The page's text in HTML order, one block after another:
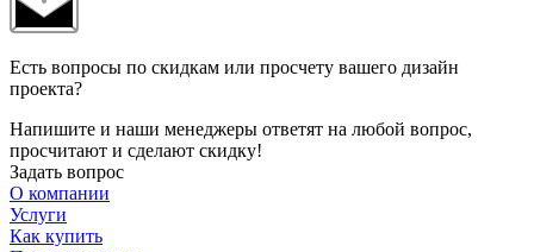
Есть вопросы по скидкам или просчету вашего дизайн
проекта?
Напишите и наши менеджеры ответят на любой вопрос,
просчитают и сделают скидку!
Задать вопрос
О компании
Услуги
Как купить